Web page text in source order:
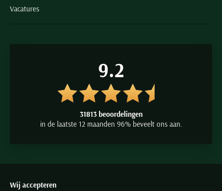
Vacatures
9.2
31813 beoordelingen
in de laatste 12 maanden 96% beveelt ons aan.
Wij accepteren